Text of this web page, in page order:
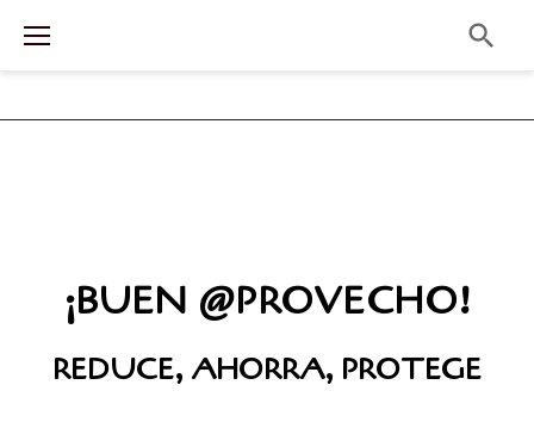
¡BUEN @PROVECHO!
REDUCE, AHORRA, PROTEGE